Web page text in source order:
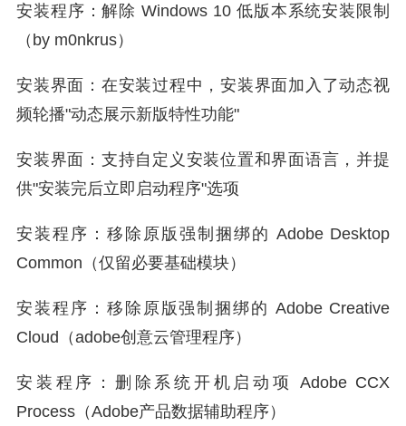
安装程序：解除 Windows 10 低版本系统安装限制
（by m0nkrus）
安装界面：在安装过程中，安装界面加入了动态视
频轮播"动态展示新版特性功能"
安装界面：支持自定义安装位置和界面语言，并提
供"安装完后立即启动程序"选项
安装程序：移除原版强制捆绑的 Adobe Desktop
Common（仅留必要基础模块）
安装程序：移除原版强制捆绑的 Adobe Creative
Cloud（adobe创意云管理程序）
安装程序：删除系统开机启动项 Adobe CCX
Process（Adobe产品数据辅助程序）